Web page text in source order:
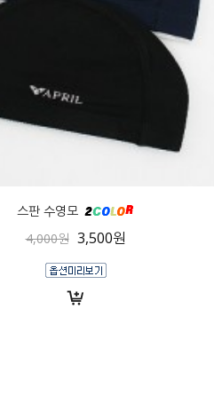
스판 수영모
4,000원 3,500원